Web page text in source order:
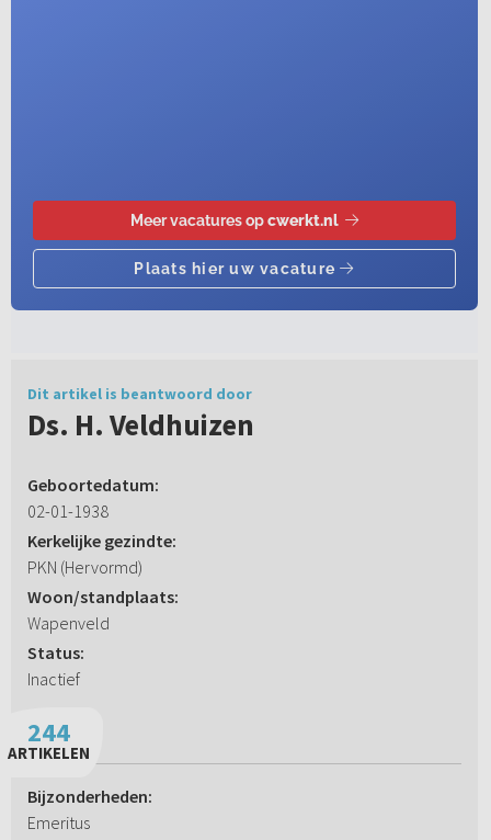
Dit artikel is beantwoord door
Ds. H. Veldhuizen
Geboortedatum:
02-01-1938
Kerkelijke gezindte:
PKN (Hervormd)
Woon/standplaats:
Wapenveld
Status:
Inactief
244
ARTIKELEN
Bijzonderheden:
Emeritus